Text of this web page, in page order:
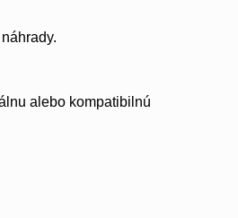
alebo kompatibilnú